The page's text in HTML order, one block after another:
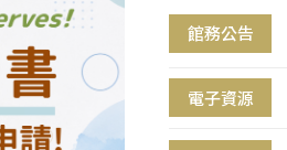
館務公告
電子資源